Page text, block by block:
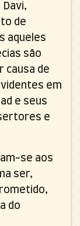
de
aqueles
são
causa de
em
e seus
e
se aos
ser,
do